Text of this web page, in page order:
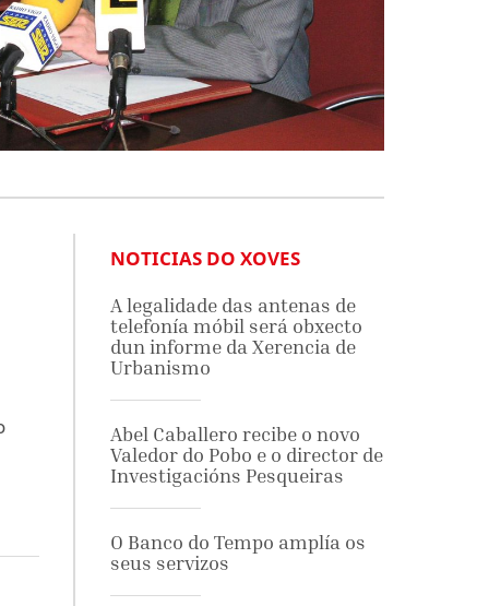
NOTICIAS DO XOVES
A legalidade das antenas de
telefonía móbil será obxecto
dun informe da Xerencia de
Urbanismo
Abel Caballero recibe o novo
Valedor do Pobo e o director de
Investigacións Pesqueiras
O Banco do Tempo amplía os
seus servizos